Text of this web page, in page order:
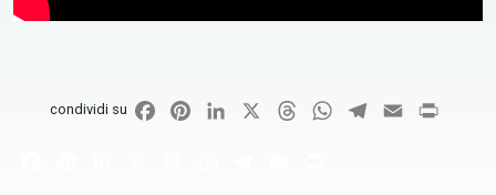
condividi su FacebookPinterestLinkedIn ThreadsWhatsApp
Telegram
Email